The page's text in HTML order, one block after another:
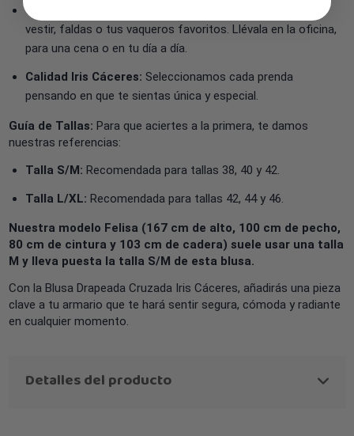
Versatilidad:
vestir, faldas o tus vaqueros favoritos. Llévala en la oficina,
para una cena o en tu día a día.
Calidad Iris Cáceres: Seleccionamos cada prenda
pensando en que te sientas única y especial.
Guía de Tallas: Para que aciertes a la primera, te damos
nuestras referencias:
Talla S/M: Recomendada para tallas 38, 40 y 42.
Talla L/XL: Recomendada para tallas 42, 44 y 46.
Nuestra modelo Felisa (167 cm de alto, 100 cm de pecho,
80 cm de cintura y 103 cm de cadera) suele usar una talla
M y lleva puesta la talla S/M de esta blusa.
Con la Blusa Drapeada Cruzada Iris Cáceres, añadirás una pieza
clave a tu armario que te hará sentir segura, cómoda y radiante
en cualquier momento.
Detalles del producto